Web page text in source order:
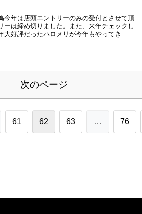
今年は店頭エントリーのみの受付とさせて頂
ーは締め切りました。また、来年チェックし
大好評だったハロメリが今年もやってき
次のページ
61 62 63 … 76